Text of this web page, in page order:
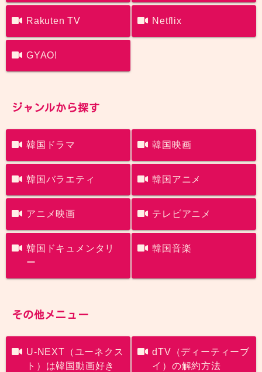
Rakuten TV Netflix
GYAO!
ジャンルから探す
韓国ドラマ 韓国映画
韓国バラエティ 韓国アニメ
アニメ映画 テレビアニメ
韓国ドキュメンタリ
ー
韓国音楽
その他メニュー
U-NEXT（ユーネクス
ト）は韓国動画好き
dTV（ディーティーブ
イ）の解約方法